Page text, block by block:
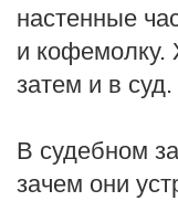
настенные
и
затем и в суд.
В судебном
зачем они